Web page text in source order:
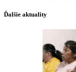
Ďalšie aktuality